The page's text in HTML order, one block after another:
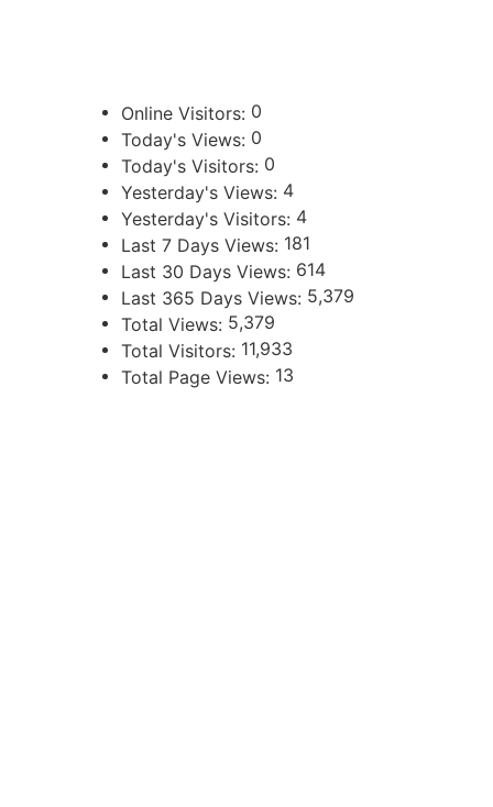
Online Visitors: 0
Today's Views: 0
Today's Visitors: 0
Yesterday's Views: 4
Yesterday's Visitors: 4
Last 7 Days Views: 181
Last 30 Days Views: 614
Last 365 Days Views: 5,379
Total Views: 5,379
Total Visitors: 11,933
Total Page Views: 13